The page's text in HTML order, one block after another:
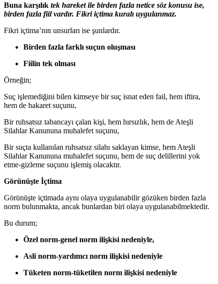
Buna karşılık tek hareket ile birden fazla netice söz konusu ise,
birden fazla fiil vardır. Fikri içtima kuralı uygulanmaz.
Fikri içtima’nın unsurları ise şunlardır.
Birden fazla farklı suçun oluşması
Fiilin tek olması
Örneğin;
Suç işlemediğini bilen kimseye bir suç isnat eden fail, hem iftira,
hem de hakaret suçunu,
Bir ruhsatsız tabancayı çalan kişi, hem hırsızlık, hem de Ateşli
Silahlar Kanununa muhalefet suçunu,
Bir suçta kullanılan ruhsatsız silahı saklayan kimse, hem Ateşli
Silahlar Kanununa muhalefet suçunu, hem de suç delillerini yok
etme-gizleme suçunu işlemiş olacaktır.
Görünüşte İçtima
Görünüşte içtimada aynı olaya uygulanabilir gözüken birden fazla
norm bulunmakta, ancak bunlardan biri olaya uygulanabilmektedir.
Bu durum;
Özel norm-genel norm ilişkisi nedeniyle,
Asli norm-yardımcı norm ilişkisi nedeniyle
Tüketen norm-tüketilen norm ilişkisi nedeniyle